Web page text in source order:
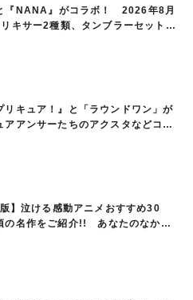
『NANA』がコラボ！ 2026年8月
キサー2種類、タンブラーセットな
リキュア！』と「ラウンドワン」が
アンサーたちのアクスタなどコラ
】泣ける感動アニメおすすめ30
名作をご紹介!! あなたのなかの